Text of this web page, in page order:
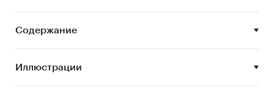
Задачи исследования:
масок
Оценка объема рынка медицинских масок
Содержание
Иллюстрации